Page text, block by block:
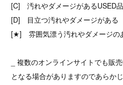
[C] 汚れやダメージがあるUSED品
[D] 目立つ汚れやダメージがある
[★] 雰囲気漂う汚れやダメージの
_ 複数のオンラインサイトでも販
となる場合がありますのであらか